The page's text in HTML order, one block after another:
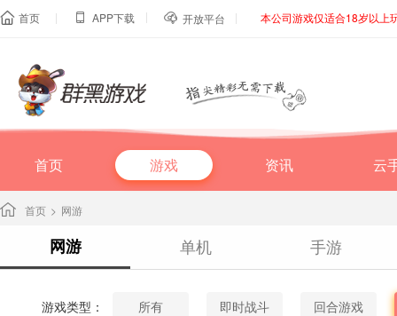
 首页 |  APP下载 |  开放平台 | 本公司游戏仅适合18岁以上
首页 游戏 资讯 云
首页 > 网游
网游 单机 手游
游戏类型： 所有 即时战斗 回合游戏